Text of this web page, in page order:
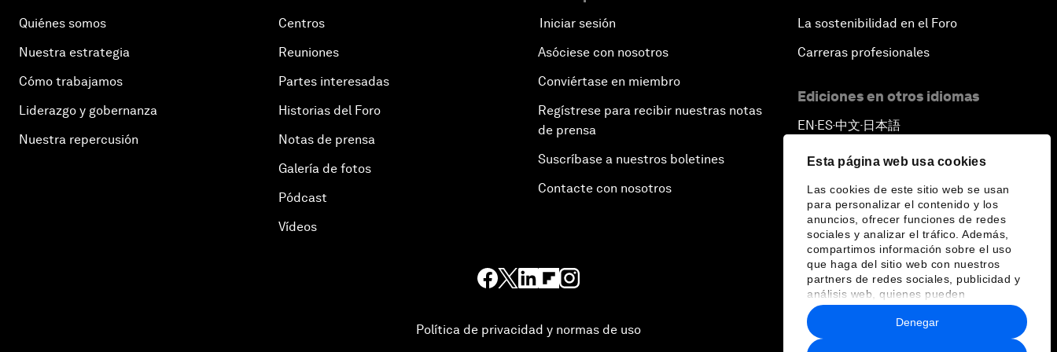
Esta página web usa cookies
Las cookies de este sitio web se usan
para personalizar el contenido y los
anuncios, ofrecer funciones de redes
sociales y analizar el tráfico. Además,
compartimos información sobre el uso
que haga del sitio web con nuestros
partners de redes sociales, publicidad y
análisis web, quienes pueden
combinarla con otra información que les
haya proporcionado o que hayan
recopilado a partir del uso que haya
Denegar
Quiénes somos
Nuestra estrategia
Cómo trabajamos
Liderazgo y gobernanza
Nuestra repercusión
Centros
Reuniones
Partes interesadas
Historias del Foro
Notas de prensa
Galería de fotos
Pódcast
Vídeos
Iniciar sesión
Asóciese con nosotros
Conviértase en miembro
Regístrese para recibir nuestras notas
de prensa
Suscríbase a nuestros boletines
Contacte con nosotros
La sostenibilidad en el Foro
Carreras profesionales
Ediciones en otros idiomas
EN ▪ ES▪中文▪ 日本語
Política de privacidad y normas de uso